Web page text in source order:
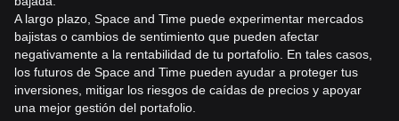
A largo plazo, Space and Time puede experimentar mercados
bajistas o cambios de sentimiento que pueden afectar
negativamente a la rentabilidad de tu portafolio. En tales casos,
los futuros de Space and Time pueden ayudar a proteger tus
inversiones, mitigar los riesgos de caídas de precios y apoyar
una mejor gestión del portafolio.